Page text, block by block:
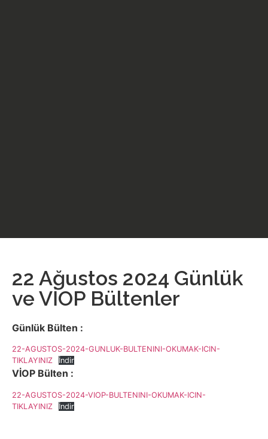
22 Ağustos 2024 Günlük
ve VİOP Bültenler
Günlük Bülten :
22-AGUSTOS-2024-GUNLUK-BULTENINI-OKUMAK-ICIN-
TIKLAYINIZ
İndir
VİOP Bülten :
22-AGUSTOS-2024-VIOP-BULTENINI-OKUMAK-ICIN-
TIKLAYINIZ
İndir